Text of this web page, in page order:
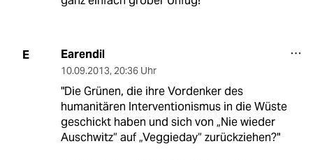
E Earendil
10.09.2013, 20:36 Uhr
"Die Grünen, die ihre Vordenker des
humanitären Interventionismus in die Wüste
geschickt haben und sich von „Nie wieder
Auschwitz“ auf „Veggieday“ zurückziehen?"